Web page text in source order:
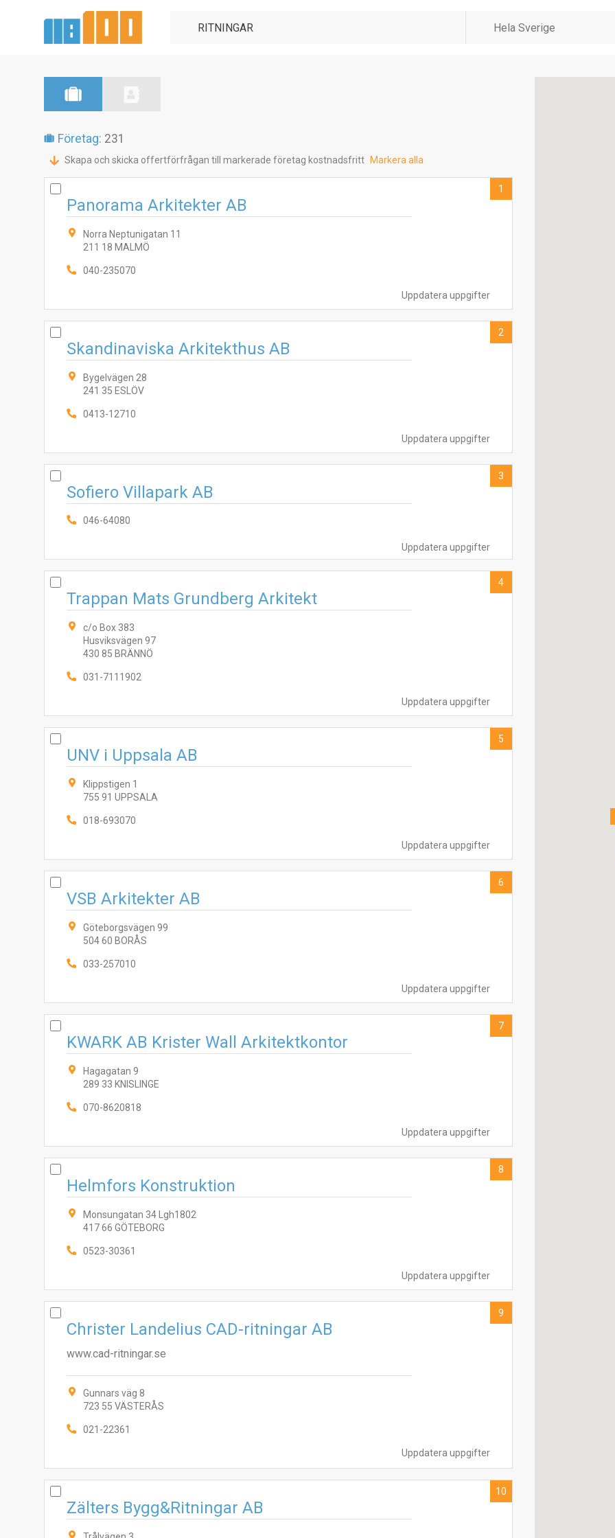
Företag: 231
Skapa och skicka offertförfrågan till markerade företag kostnadsfritt Markera alla
Uppdatera uppgifter
Panorama Arkitekter AB
Norra Neptunigatan 11
211 18 MALMÖ
040-235070
1
Uppdatera uppgifter
Skandinaviska Arkitekthus AB
Bygelvägen 28
241 35 ESLÖV
0413-12710
2
Uppdatera uppgifter
Sofiero Villapark AB
046-64080
3
Uppdatera uppgifter
Trappan Mats Grundberg Arkitekt
c/o Box 383
Husviksvägen 97
430 85 BRÄNNÖ
031-7111902
4
Uppdatera uppgifter
UNV i Uppsala AB
Klippstigen 1
755 91 UPPSALA
018-693070
5
Uppdatera uppgifter
VSB Arkitekter AB
Göteborgsvägen 99
504 60 BORÅS
033-257010
6
Uppdatera uppgifter
KWARK AB Krister Wall Arkitektkontor
Hagagatan 9
289 33 KNISLINGE
070-8620818
7
Uppdatera uppgifter
Helmfors Konstruktion
Monsungatan 34 Lgh1802
417 66 GÖTEBORG
0523-30361
8
Uppdatera uppgifter
Christer Landelius CAD-ritningar AB
www.cad-ritningar.se
Gunnars väg 8
723 55 VÄSTERÅS
021-22361
9
Zälters Bygg&Ritningar AB
10